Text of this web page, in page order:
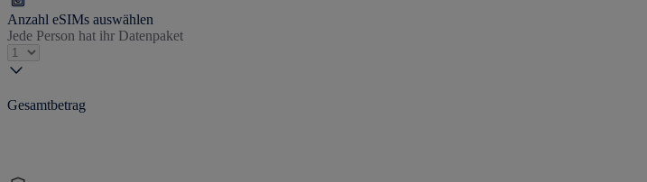
Anzahl eSIMs auswählen
Jede Person hat ihr Datenpaket
Gesamtbetrag